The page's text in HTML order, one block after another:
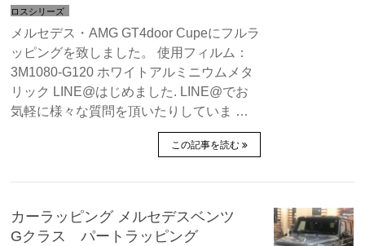
ロスシリーズ
メルセデス・AMG GT4door Cupeにフルラ
ッピングを致しました。 使用フィルム：
3M1080-G120 ホワイトアルミニウムメタ
リック LINE@はじめました. LINE@でお
気軽に様々な質問を頂いたりしていま …
この記事を読む
カーラッピング メルセデスベンツ
Gクラス パートラッピング